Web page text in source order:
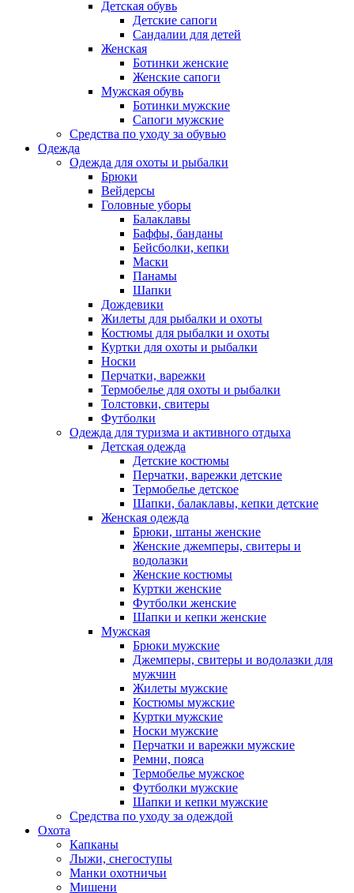
Детская обувь
Детские сапоги
Сандалии для детей
Женская
Ботинки женские
Женские сапоги
Мужская обувь
Ботинки мужские
Сапоги мужские
Средства по уходу за обувью
Одежда
Одежда для охоты и рыбалки
Брюки
Вейдерсы
Головные уборы
Балаклавы
Баффы, банданы
Бейсболки, кепки
Маски
Панамы
Шапки
Дождевики
Жилеты для рыбалки и охоты
Костюмы для рыбалки и охоты
Куртки для охоты и рыбалки
Носки
Перчатки, варежки
Термобелье для охоты и рыбалки
Толстовки, свитеры
Футболки
Одежда для туризма и активного отдыха
Детская одежда
Детские костюмы
Перчатки, варежки детские
Термобелье детское
Шапки, балаклавы, кепки детские
Женская одежда
Брюки, штаны женские
Женские джемперы, свитеры и
водолазки
Женские костюмы
Куртки женские
Футболки женские
Шапки и кепки женские
Мужская
Брюки мужские
Джемперы, свитеры и водолазки для
мужчин
Жилеты мужские
Костюмы мужские
Куртки мужские
Носки мужские
Перчатки и варежки мужские
Ремни, пояса
Термобелье мужское
Футболки мужские
Шапки и кепки мужские
Средства по уходу за одеждой
Охота
Капканы
Лыжи, снегоступы
Манки охотничьи
Мишени